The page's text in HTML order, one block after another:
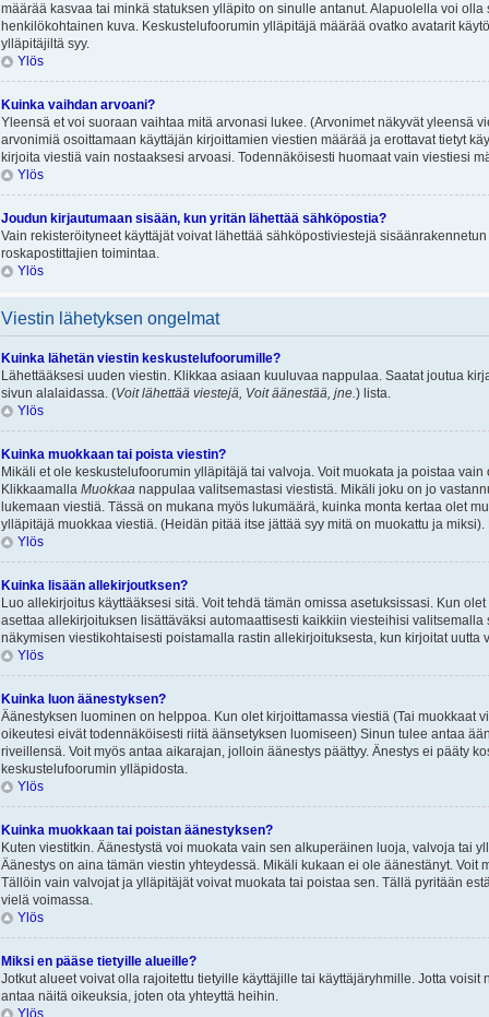
määrää kasvaa tai minkä statuksen ylläpito on sinulle antanut. Alapuolella voi
henkilökohtainen kuva. Keskustelufoorumin ylläpitäjä määrää ovatko avatarit
ylläpitäjiltä syy.
Ylös
Kuinka vaihdan arvoani?
Yleensä et voi suoraan vaihtaa mitä arvonasi lukee. (Arvonimet näkyvät yleensä
arvonimiä osoittamaan käyttäjän kirjoittamien viestien määrää ja erottavat tietyt
kirjoita viestiä vain nostaaksesi arvoasi. Todennäköisesti huomaat vain viestiesi
Ylös
Joudun kirjautumaan sisään, kun yritän lähettää sähköpostia?
Vain rekisteröityneet käyttäjät voivat lähettää sähköpostiviestejä
roskapostittajien toimintaa.
Ylös
Viestin lähetyksen ongelmat
Kuinka lähetän viestin keskustelufoorumille?
Lähettääksesi uuden viestin. Klikkaa asiaan kuuluvaa nappulaa. Saatat joutua
sivun alalaidassa. (Voit lähettää viestejä, Voit äänestää, jne.) lista.
Ylös
Kuinka muokkaan tai poista viestin?
Mikäli et ole keskustelufoorumin ylläpitäjä tai valvoja. Voit muokata ja poistaa
Klikkaamalla Muokkaa nappulaa valitsemastasi viestistä. Mikäli joku on jo
lukemaan viestiä. Tässä on mukana myös lukumäärä, kuinka monta kertaa olet
ylläpitäjä muokkaa viestiä. (Heidän pitää itse jättää syy mitä on muokattu ja
Ylös
Kuinka lisään allekirjoutksen?
Luo allekirjoitus käyttääksesi sitä. Voit tehdä tämän omissa asetuksissasi. Kun
asettaa allekirjoituksen lisättäväksi automaattisesti kaikkiin viesteihisi
näkymisen viestikohtaisesti poistamalla rastin allekirjoituksesta, kun kirjoitat uutta
Ylös
Kuinka luon äänestyksen?
Äänestyksen luominen on helppoa. Kun olet kirjoittamassa viestiä (Tai muokkaat
oikeutesi eivät todennäköisesti riitä äänsetyksen luomiseen) Sinun tulee antaa
riveillensä. Voit myös antaa aikarajan, jolloin äänestys päättyy. Änestys ei pääty
keskustelufoorumin ylläpidosta.
Ylös
Kuinka muokkaan tai poistan äänestyksen?
Kuten viestitkin. Äänestystä voi muokata vain sen alkuperäinen luoja, valvoja tai
Äänestys on aina tämän viestin yhteydessä. Mikäli kukaan ei ole äänestänyt.
Tällöin vain valvojat ja ylläpitäjät voivat muokata tai poistaa sen. Tällä pyritään
vielä voimassa.
Ylös
Miksi en pääse tietyille alueille?
Jotkut alueet voivat olla rajoitettu tietyille käyttäjille tai käyttäjäryhmille. Jotta
antaa näitä oikeuksia, joten ota yhteyttä heihin.
Ylös